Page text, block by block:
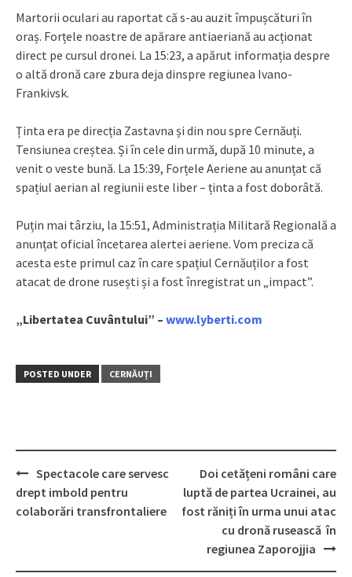
Martorii oculari au raportat că s-au auzit împușcături în
oraș. Forțele noastre de apărare antiaeriană au acționat
direct pe cursul dronei. La 15:23, a apărut informația despre
o altă dronă care zbura deja dinspre regiunea Ivano-
Frankivsk.
Ținta era pe direcția Zastavna și din nou spre Cernăuți.
Tensiunea creștea. Și în cele din urmă, după 10 minute, a
venit o veste bună. La 15:39, Forțele Aeriene au anunțat că
spațiul aerian al regiunii este liber – ținta a fost doborâtă.
Puțin mai târziu, la 15:51, Administrația Militară Regională a
anunțat oficial încetarea alertei aeriene. Vom preciza că
acesta este primul caz în care spațiul Cernăuților a fost
atacat de drone rusești și a fost înregistrat un „impact”.
„Libertatea Cuvântului” – www.lyberti.com
POSTED UNDER CERNĂUȚI
Post
navigation
Spectacole care servesc
drept imbold pentru
colaborări transfrontaliere
Doi cetățeni români care
luptă de partea Ucrainei, au
fost răniți în urma unui atac
cu dronă rusească în
regiunea Zaporojjia